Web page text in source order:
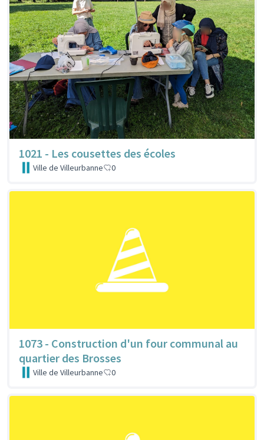
1021 - Les cousettes des écoles
Ville de Villeurbanne 0
1073 - Construction d'un four communal au
quartier des Brosses
Ville de Villeurbanne 0